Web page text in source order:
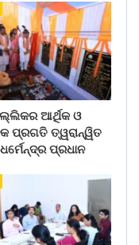
ଆର୍ଥିକ ଓ
ପ୍ରଗତି ତ୍ୱରାନ୍ୱିତ
ପ୍ରଧାନ